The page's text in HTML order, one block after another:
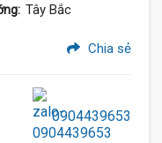
Tây Bắc
Chia sẻ
0904439653